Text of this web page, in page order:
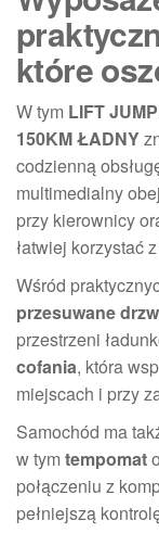
które
W tym LIFT
150KM ŁADNY
codzienną
multimedialny
przy kierownicy
łatwiej korzystać
Wśród
przesuwane
przestrzeni
cofania, która
miejscach i przy
Samochód ma
w tym tempomat
połączeniu z
pełniejszą